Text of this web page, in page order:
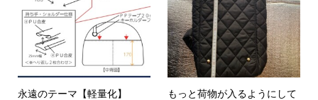
永遠のテーマ【軽量化】
もっと荷物が入るようにして